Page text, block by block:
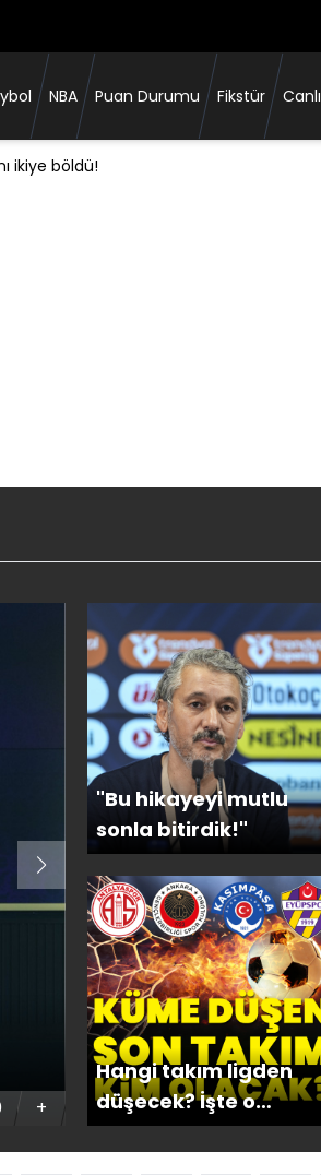
NBA Puan Durumu Fikstür
Eyüpspor'a
+
"Bu hikayeyi mutlu
sonla bitirdik!"
Hangi takım ligden
düşecek? İşte o
ihtimaller